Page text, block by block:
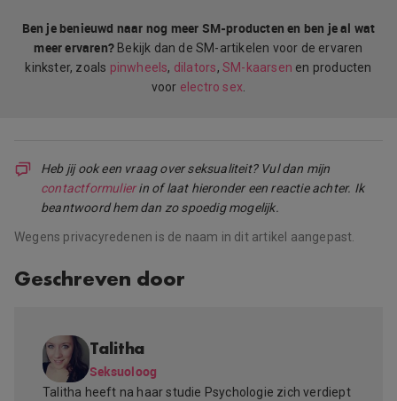
Ben je benieuwd naar nog meer SM-producten en ben je al wat
meer ervaren? Bekijk dan de SM-artikelen voor de ervaren
kinkster, zoals pinwheels, dilators, SM-kaarsen en producten
voor electro sex
Heb jij ook een vraag over seksualiteit? Vul dan mijn
contactformulierin of laat hieronder een reactie achter. Ik
beantwoord hem dan zo spoedig mogelijk.
Wegens privacyredenen is de naam in dit artikel aangepast.
Geschreven door
Talitha
Seksuoloog
Talitha heeft na haar studie Psychologie zich verdiept